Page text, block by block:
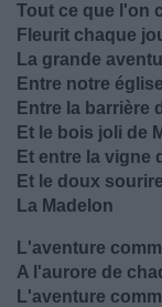
Tout ce que l'on
Fleurit chaque
La grande
Entre notre
Entre la barrière
Et le bois joli de
Et entre la vigne
Et le doux
La Madelon
L'aventure
A l'aurore de
L'aventure